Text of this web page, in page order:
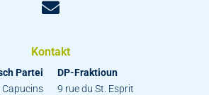
Kontakt
Partei
Capucins
DP-Fraktioun
9 rue du St. Esprit